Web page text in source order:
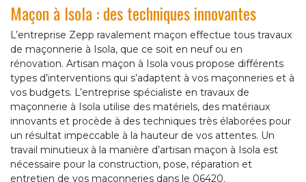
Maçon à Isola : des techniques innovantes
L’entreprise Zepp ravalement maçon effectue tous travaux
de maçonnerie à Isola, que ce soit en neuf ou en
rénovation. Artisan maçon à Isola vous propose différents
types d’interventions qui s’adaptent à vos maçonneries et à
vos budgets. L’entreprise spécialiste en travaux de
maçonnerie à Isola utilise des matériels, des matériaux
innovants et procède à des techniques très élaborées pour
un résultat impeccable à la hauteur de vos attentes. Un
travail minutieux à la manière d’artisan maçon à Isola est
nécessaire pour la construction, pose, réparation et
entretien de vos maçonneries dans le 06420.